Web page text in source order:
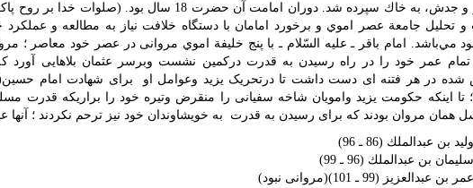
قبر پدر و جدش، به خاك سپرده شد. دوران امامت آن حضرت 18 سال بود. (صلوات
تحليل جامعة عصر اموي و برخورد امامان با دستگاه خلافت نياز به مطالعه و عملكرد
مي‌باشد. امام باقر ـ عليه السّلام ـ با پنج خليفة اموي مروانی در عصر خود معاصر ؛
تمام عمر خود را در راه رسیدن به قدرت درکمین نشست وبرسر عثمان بلاهایی آورد که
شده در هر فتنه ای دست داشت تا درتحریک یزید وعوامل او برای شهادت امام
تا اینکه حکومت یزید وامویان شاخه سفیانی را منقرض وتیره خود را براریکه قدرت
همان مروان بودند که برای رسیدن به قدرت به خویشاوندان خود نیز ترحم نکردند ؛ آنها
وليد بن عبدالملك (86 ـ 96)
سليمان بن عبدالملك (96 ـ 99)
عمر بن عبدالعزيز (99 ـ 101)(مروانی نبود)